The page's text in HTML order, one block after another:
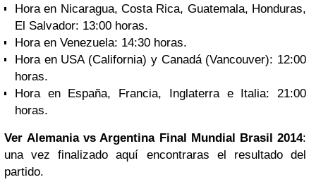
Hora en Nicaragua, Costa Rica, Guatemala, Honduras,
El Salvador: 13:00 horas.
Hora en Venezuela: 14:30 horas.
Hora en USA (California) y Canadá (Vancouver): 12:00
horas.
Hora en España, Francia, Inglaterra e Italia: 21:00
horas.
VerAlemania vs Argentina Final Mundial Brasil 2014:
una vez finalizado aquí encontraras el resultado del
partido.